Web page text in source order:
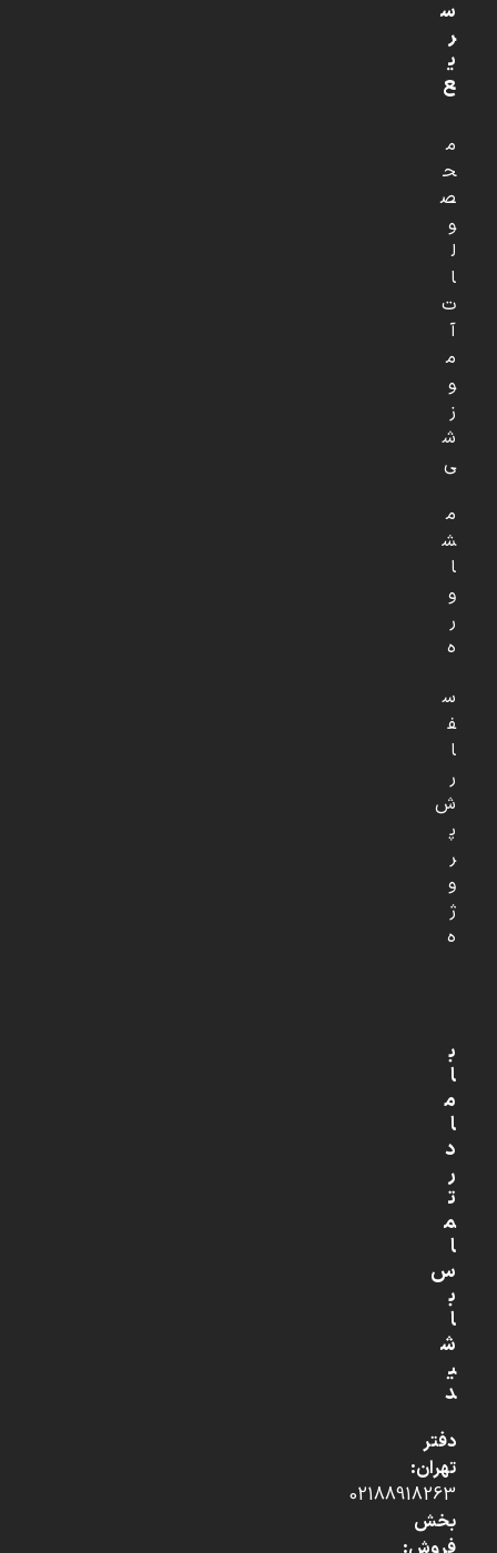
س
ر
ی
ع
م
ح
ص
و
ل
ا
ت
آ
م
و
ز
ش
ی
م
ش
ا
و
ر
ه
س
ف
ا
ر
ش
پ
ر
و
ژ
ه
ب
ا
م
ا
د
ر
ت
م
ا
س
ب
ا
ش
ی
د
دفتر
تهران:
02188918263
بخش